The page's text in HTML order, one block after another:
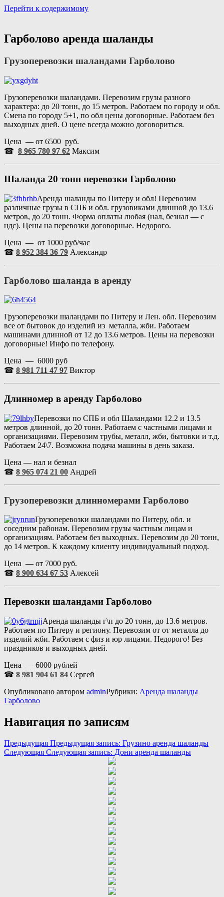
Перейти к содержимому
Гарболово аренда шаланды
Грузоперевозки шаландами Гарболово
Грузоперевозки шаландами. Перевозим грузы разного
характера: до 20 тонн, до 15 метров. Работаем по городу и обл.
Смена по городу 5+1, по обл цены договорные. Работаем без
выходных дней. О цене всегда можно договориться.
Цена — от 6500 руб.
☎ 8 965 780 97 62 Максим
Шаланда 20 тонн перевозки Гарболово
Аренда шаланды по Питеру и обл! Перевозим
различные грузы в СПБ и обл. грузовиками длинной до 13.6
метров, до 20 тонн. Форма оплаты любая (нал, безнал — с
ндс). Цены на перевозки договорные. Недорого.
Цена — от 1000 руб/час
☎ 8 952 384 36 79 Александр
Гарболово шаланда в аренду
Грузоперевозки шаландами по Питеру и Лен. обл. Перевозим
все от бытовок до изделий из металла, жби. Работаем
машинами длинной от 12 до 13.6 метров. Цены на перевозки
договорные! Инфо по телефону.
Цена — 6000 руб
☎ 8 981 711 47 97 Виктор
Длинномер в аренду Гарболово
Перевозки по СПБ и обл Шаландами 12.2 и 13.5
метров длинной, до 20 тонн. Работаем с частными лицами и
организациями. Перевозим трубы, металл, жби, бытовки и т.д.
Работаем 24\7. Возможна подача машины в день заказа.
Цена — нал и безнал
☎ 8 965 074 21 00 Андрей
Грузоперевозки длинномерами Гарболово
Грузоперевозки шаландами по Питеру, обл. и
соседним районам. Перевозим грузы частным лицам и
организациям. Работаем без выходных. Перевозим до 20 тонн,
до 14 метров. К каждому клиенту индивидуальный подход.
Цена — от 7000 руб.
☎ 8 900 634 67 53 Алексей
Перевозки шаландами Гарболово
Аренда шаланды г\п до 20 тонн, до 13.6 метров.
Работаем по Питеру и региону. Перевозим от от металла до
изделий жби. Работаем с физ и юр лицами. Недорого! Без
праздников и выходных дней.
Цена — 6000 рублей
☎ 8 981 904 61 84 Сергей
Опубликовано автором adminРубрики: Аренда шаланды
Гарболово
Навигация по записям
Предыдущая Предыдущая запись: Грузино аренда шаланды
Следующая Следующая запись: Дони аренда шаланды